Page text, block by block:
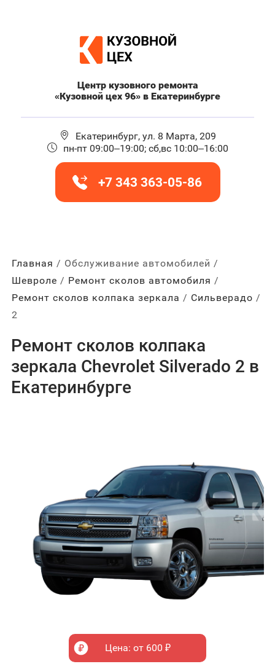
Центр кузовного ремонта
«Кузовной цех 96» в Екатеринбурге
Екатеринбург, ул. 8 Марта, 209
пн-пт 09:00–19:00; сб,вс 10:00–16:00
+7 343 363-05-86
Главная
Обслуживание автомобилей
Шевроле
Ремонт сколов автомобиля
Ремонт сколов колпака зеркала
Сильверадо
2
Ремонт сколов колпака
зеркала Chevrolet Silverado 2 в
Екатеринбурге
Цена: от 600 ₽